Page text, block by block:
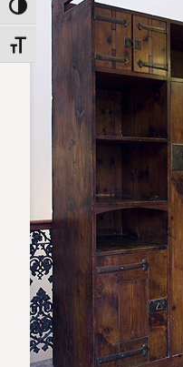
Nagy kontraszt váltása
Betűméret váltása